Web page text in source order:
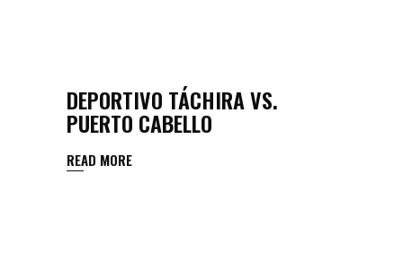
DEPORTIVO TÁCHIRA VS.
PUERTO CABELLO
READ MORE